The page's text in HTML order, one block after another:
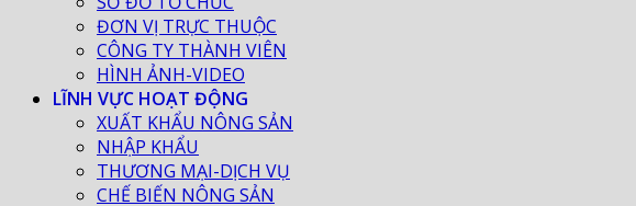
ĐƠN VỊ TRỰC THUỘC
CÔNG TY THÀNH VIÊN
HÌNH ẢNH-VIDEO
LĨNH VỰC HOẠT ĐỘNG
XUẤT KHẨU NÔNG SẢN
NHẬP KHẨU
THƯƠNG MẠI-DỊCH VỤ
CHẾ BIẾN NÔNG SẢN